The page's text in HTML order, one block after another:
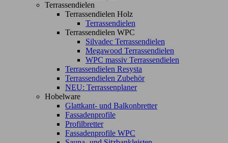
Terrassendielen
Terrassendielen Holz
Terrassendielen
Terrassendielen WPC
Silvadec Terrassendielen
Megawood Terrassendielen
WPC massiv Terrassendielen
Terrassendielen Resysta
Terrassendielen Zubehör
NEU: Terrassenplaner
Hobelware
Glattkant- und Balkonbretter
Fassadenprofile
Profilbretter
Fassadenprofile WPC